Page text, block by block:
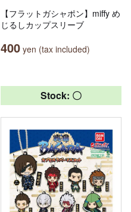
【フラットガシャポン】miffy め
じるしカップスリーブ
400 yen (tax included)
Stock: 〇